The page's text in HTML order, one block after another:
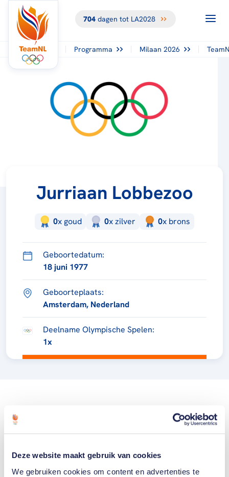
Deze website maakt gebruik van cookies
We gebruiken cookies om content en advertenties te
704dagen tot LA2028
Programma Milaan 2026
Jurriaan Lobbezoo
0x goud 0xzilver 0x brons
Geboortedatum:
18 juni 1977
Geboorteplaats:
Amsterdam, Nederland
Deelname Olympische Spelen:
1x